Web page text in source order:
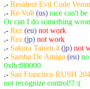
.- Resident Evil Code
.- Re-Volt (us) race can't
Or can I do something
.- Rez (eu) not work
.- Rez (jp) not work
.- Sakura Taisen 4 (jp) not
.- Samba De Amigo (eu)
0x8cf80000
.- San Francisco RUSH
not recognize control!? :(